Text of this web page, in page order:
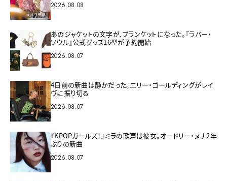
2026.08.08
あのジャケットの文字が、ブランケットになった。『ラバー・
ソウル』公式グッズ16型が予約開始
2026.08.07
4日前の新曲は静かだった。エリー・ゴールディングがレイ
ヴに振り切る
2026.08.07
『KPOPガールズ！』ミラの歌声は彼女。オードリー・ヌナ2年
ぶりの新曲
2026.08.07